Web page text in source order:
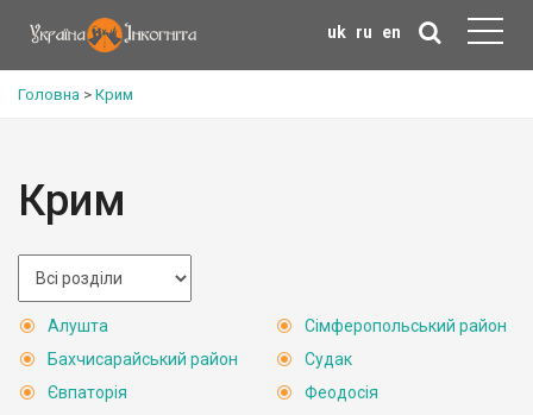
uk ru en
Головна > Крим
Крим
Алушта
Бахчисарайський район
Євпаторія
Сімферопольський район
Судак
Феодосія